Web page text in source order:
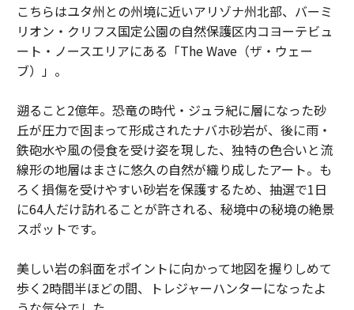
こちらはユタ州との州境に近いアリゾナ州北部、バーミ
リオン・クリフス国定公園の自然保護区内コヨーテビュ
ート・ノースエリアにある「The Wave（ザ・ウェー
ブ）」。
遡ること2億年。恐竜の時代・ジュラ紀に層になった砂
丘が圧力で固まって形成されたナバホ砂岩が、後に雨・
鉄砲水や風の侵食を受け姿を現した、独特の色合いと流
線形の地層はまさに悠久の自然が織り成したアート。も
ろく損傷を受けやすい砂岩を保護するため、抽選で1日
に64人だけ訪れることが許される、秘境中の秘境の絶景
スポットです。
美しい岩の斜面をポイントに向かって地図を握りしめて
歩く2時間半ほどの間、トレジャーハンターになったよ